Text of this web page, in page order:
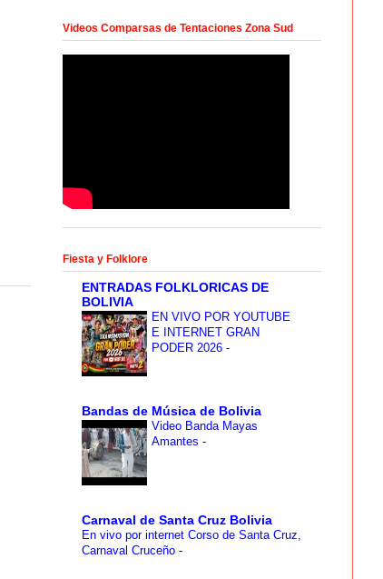
Videos Comparsas de Tentaciones Zona Sud
Fiesta y Folklore
ENTRADAS FOLKLORICAS DE
BOLIVIA
EN VIVO POR YOUTUBE
E INTERNET GRAN
PODER 2026 -
Bandas de Música de Bolivia
Video Banda Mayas
Amantes -
Carnaval de Santa Cruz Bolivia
En vivo por internet Corso de Santa Cruz,
Carnaval Cruceño -